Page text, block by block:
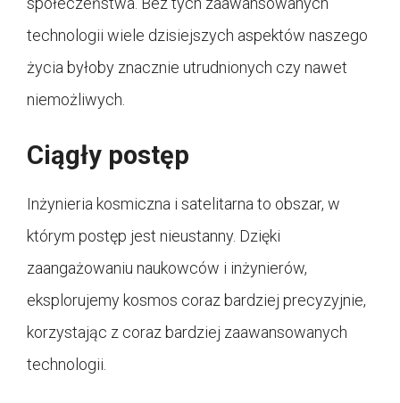
technologii wiele dzisiejszych aspektów naszego
życia byłoby znacznie utrudnionych czy nawet
niemożliwych.
Ciągły postęp
Inżynieria kosmiczna i satelitarna to obszar, w
którym postęp jest nieustanny. Dzięki
zaangażowaniu naukowców i inżynierów,
eksplorujemy kosmos coraz bardziej precyzyjnie,
korzystając z coraz bardziej zaawansowanych
technologii.